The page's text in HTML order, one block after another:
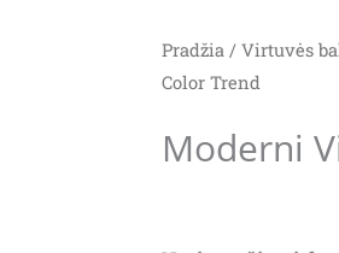
Pradžia/ Virtuvės
Color Trend
Moderni